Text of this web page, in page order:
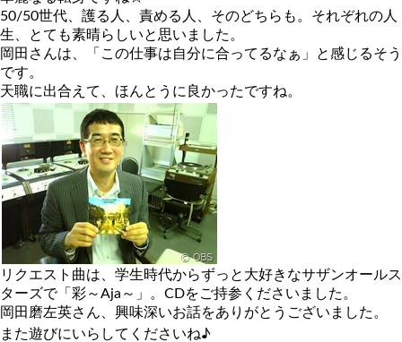
50/50世代、護る人、責める人、そのどちらも。それぞれの人
生、とても素晴らしいと思いました。
岡田さんは、「この仕事は自分に合ってるなぁ」と感じるそう
です。
天職に出合えて、ほんとうに良かったですね。
リクエスト曲は、学生時代からずっと大好きなサザンオールス
ターズで「彩～Aja～」。CDをご持参くださいました。
岡田磨左英さん、興味深いお話をありがとうございました。
また遊びにいらしてくださいね♪